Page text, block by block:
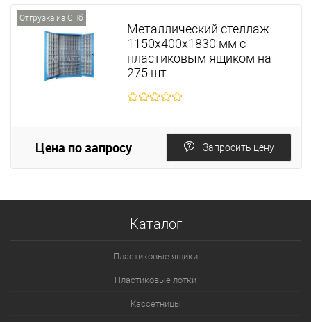
Отгрузка из СПб
Металлический стеллаж
1150х400х1830 мм с
пластиковым ящиком на
275 шт.
Цена по запросу Запросить цену
Каталог
Пластиковые ящики
Пластиковые лотки
Кассетницы